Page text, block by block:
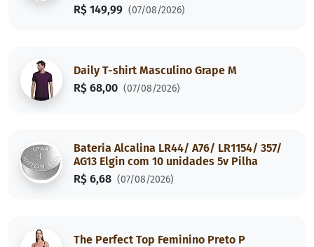
R$ 149,99 (07/08/2026)
Daily T-shirt Masculino Grape M
R$ 68,00 (07/08/2026)
Bateria Alcalina LR44/ A76/ LR1154/ 357/
AG13 Elgin com 10 unidades 5v Pilha
R$ 6,68 (07/08/2026)
The Perfect Top Feminino Preto P